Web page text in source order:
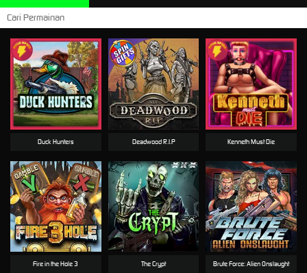
Duck Hunters
Fire in the Hole 3 The Crypt
Deadwood R.I.P
Brute Force: Alien Onslaught
Kenneth Must Die